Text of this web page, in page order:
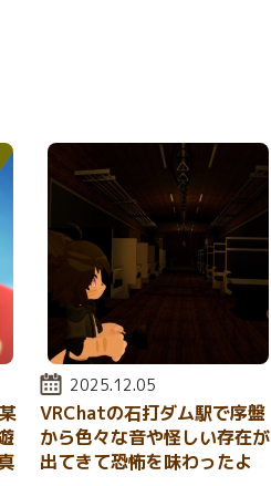
投稿日:
2025.12.05
VRChatの石打ダム駅で序盤
から色々な音や怪しい存在が
出てきて恐怖を味わったよ